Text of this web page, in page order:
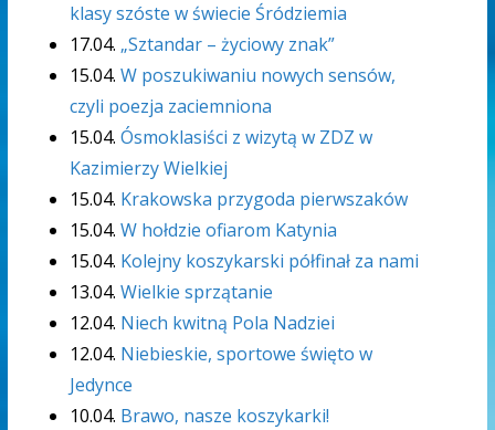
klasy szóste w świecie Śródziemia
17.04. „Sztandar – życiowy znak”
15.04. W poszukiwaniu nowych sensów,
czyli poezja zaciemniona
15.04. Ósmoklasiści z wizytą w ZDZ w
Kazimierzy Wielkiej
15.04. Krakowska przygoda pierwszaków
15.04. W hołdzie ofiarom Katynia
15.04. Kolejny koszykarski półfinał za nami
13.04. Wielkie sprzątanie
12.04. Niech kwitną Pola Nadziei
12.04. Niebieskie, sportowe święto w
Jedynce
10.04. Brawo, nasze koszykarki!